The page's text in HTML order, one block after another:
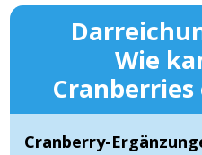
Wie
Cranberry-